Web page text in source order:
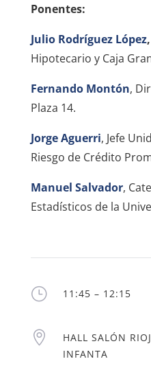
Ponentes:
Julio Rodríguez López,
Hipotecario y Caja
Fernando Montón,
Plaza 14.
Jorge Aguerri, Jefe
Riesgo de Crédito
Manuel Salvador,
Estadísticos de la
} 11:45 – 12:15

HALL SALÓN
INFANTA